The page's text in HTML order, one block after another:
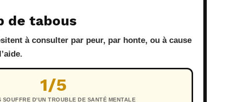
de tabous
à consulter par peur, par honte, ou à cause
1/5
SOUFFRE D’UN TROUBLE DE SANTÉ MENTALE